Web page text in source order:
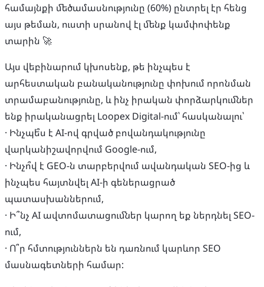
համայնքի մեծամասնությունը (60%) ընտրել էր հենց
այս թեման, ուստի սրանով էլ մենք կամփոփենք
տարին 🚀
Այս վեբինարում կխոսենք, թե ինչպես է
արհեստական բանականությունը փոխում որոնման
տրամաբանությունը, և ինչ իրական փորձարկումներ
ենք իրականացրել Loopex Digital-ում՝ հասկանալու՝
· Ինչպե՞ս է AI-ով գրված բովանդակությունը
վարկանիշավորվում Google-ում,
· Ինչո՞վ է GEO-ն տարբերվում ավանդական SEO-ից և
ինչպես հայտնվել AI-ի գեներացրած
պատասխաններում,
· Ի՞նչ AI ավտոմատացումներ կարող եք ներդնել SEO-
ում,
· Ո՞ր հմտություններն են դառնում կարևոր SEO
մասնագետների համար: